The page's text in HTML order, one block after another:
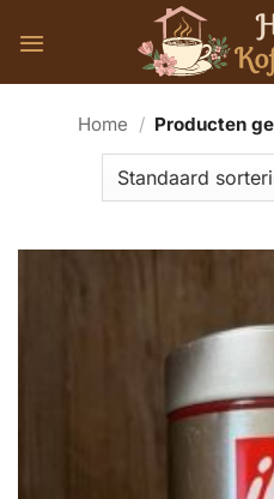
naar
Home / Producten